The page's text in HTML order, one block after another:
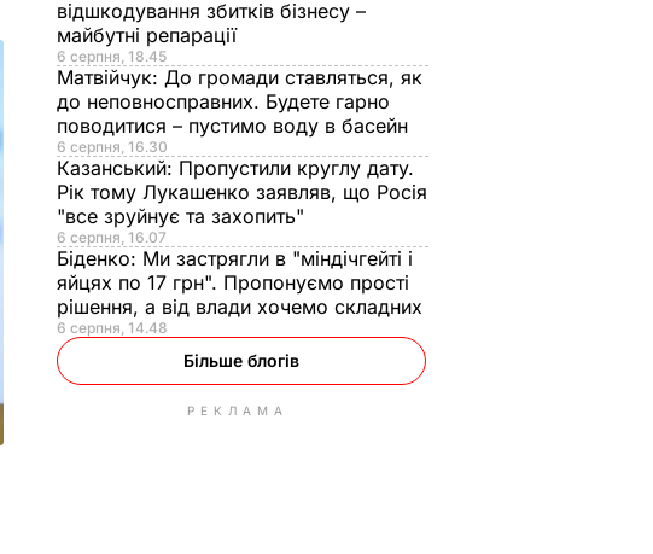
відшкодування збитків бізнесу –
майбутні репарації
6 серпня, 18.45
Матвійчук: До громади ставляться, як
до неповносправних. Будете гарно
поводитися – пустимо воду в басейн
6 серпня, 16.30
Казанський: Пропустили круглу дату.
Рік тому Лукашенко заявляв, що Росія
"все зруйнує та захопить"
6 серпня, 16.07
Біденко: Ми застрягли в "міндічгейті і
яйцях по 17 грн". Пропонуємо прості
рішення, а від влади хочемо складних
6 серпня, 14.48
Більше блогів
РЕКЛАМА